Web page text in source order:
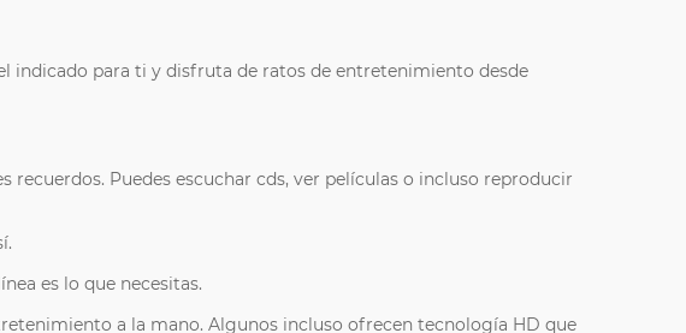
indicado para ti y disfruta de ratos de entretenimiento desde
recuerdos. Puedes escuchar cds, ver películas o incluso reproducir
es lo que necesitas.
a la mano. Algunos incluso ofrecen tecnología HD que